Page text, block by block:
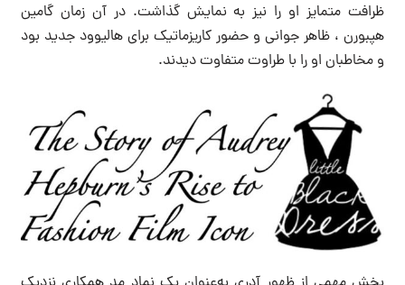
ظرافت متمایز او را نیز به نمایش گذاشت. در آن زمان گامین
هپبورن ، ظاهر جوانی و حضور کاریزماتیک برای هالیوود جدید بود
و مخاطبان او را با طراوت متفاوت دیدند.